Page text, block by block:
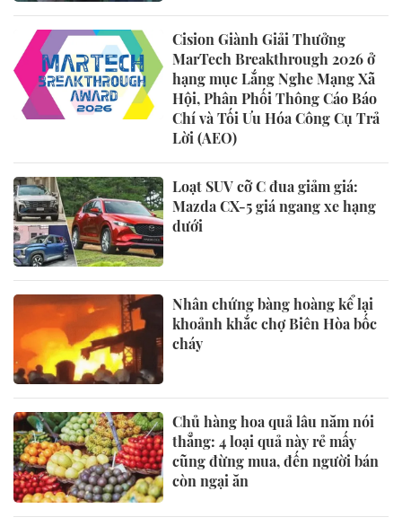
Cision Giành Giải Thưởng
MarTech Breakthrough 2026 ở
hạng mục Lắng Nghe Mạng Xã
Hội, Phân Phối Thông Cáo Báo
Chí và Tối Ưu Hóa Công Cụ Trả
Lời (AEO)
Loạt SUV cỡ C đua giảm giá:
Mazda CX-5 giá ngang xe hạng
dưới
Nhân chứng bàng hoàng kể lại
khoảnh khắc chợ Biên Hòa bốc
cháy
Chủ hàng hoa quả lâu năm nói
thẳng: 4 loại quả này rẻ mấy
cũng đừng mua, đến người bán
còn ngại ăn